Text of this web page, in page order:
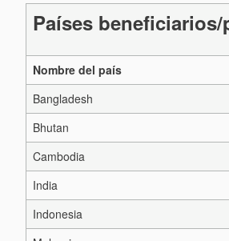
Países
Nombre del país
Bangladesh
Bhutan
Cambodia
India
Indonesia